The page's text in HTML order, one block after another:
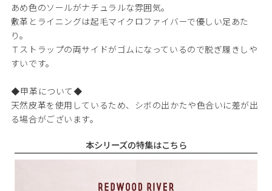
あめ色のソールがナチュラルな雰囲気。
敷革とライニングは起毛マイクロファイバーで優しい足あた
り。
Ｔストラップの両サイドがゴムになっているので脱ぎ履きしや
すいです。
◆甲革について◆
天然皮革を使用しているため、シボの出かたや色合いに差が出
る場合がございます。
本シリーズの特集はこちら